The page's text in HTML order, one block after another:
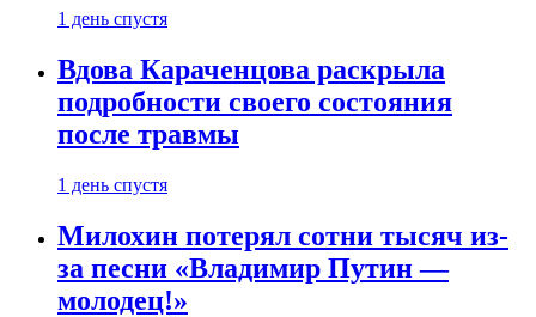
1 день спустя
Вдова Караченцова раскрыла
подробности своего состояния
после травмы
1 день спустя
Милохин потерял сотни тысяч из-
за песни «Владимир Путин —
молодец!»